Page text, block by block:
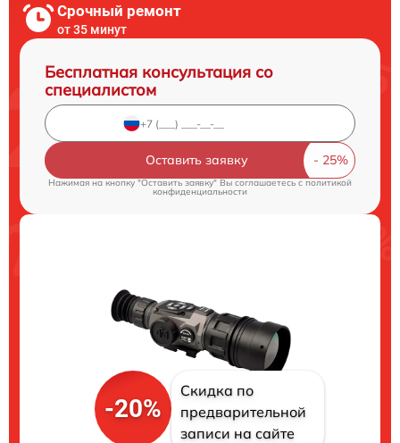
Срочный ремонт
от 35 минут
Бесплатная консультация со
специалистом
Оставить заявку
Нажимая на кнопку "Оставить заявку" Вы соглашаетесь cполитикой
конфиденциальности
-20%
Скидка по
предварительной
записи на сайте